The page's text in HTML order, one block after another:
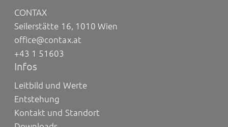
CONTAX
Seilerstätte 16, 1010 Wien
office@contax.at
+43 1 51603
Infos
Leitbild und Werte
Entstehung
Kontakt und Standort